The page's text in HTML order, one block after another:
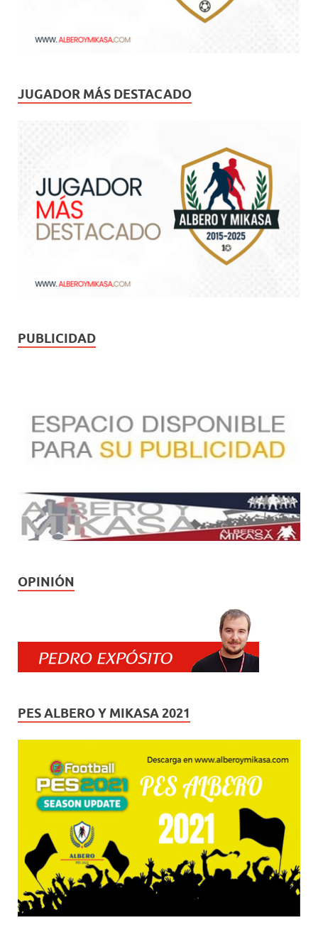
JUGADOR MÁS DESTACADO
PUBLICIDAD
OPINIÓN
PES ALBERO Y MIKASA 2021